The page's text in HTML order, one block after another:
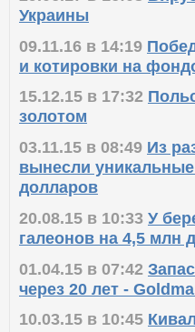
Украины
09.11.16 в 14:19
и котировки на
15.12.15 в 17:32
золотом
03.11.15 в 08:49 Из
вынесли
долларов
20.08.15 в 10:33 У
галеонов на 4,5 млн
01.04.15 в 07:42
через 20 лет -
10.03.15 в 10:45